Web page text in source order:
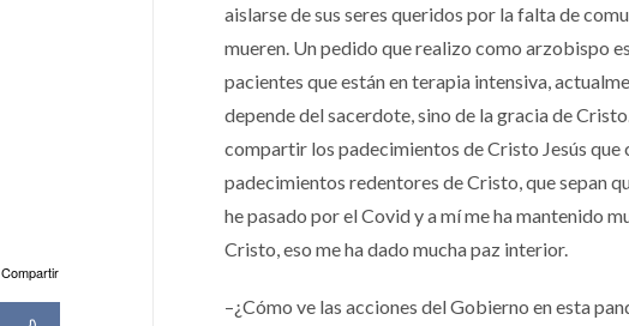
aislarse de sus seres queridos por la falta de
mueren. Un pedido que realizo como arzobispo
pacientes que están en terapia intensiva,
depende del sacerdote, sino de la gracia de
compartir los padecimientos de Cristo Jesús
padecimientos redentores de Cristo, que sepan
he pasado por el Covid y a mí me ha mantenido
Cristo, eso me ha dado mucha paz interior.
–¿Cómo ve las acciones del Gobierno en esta
Compartir